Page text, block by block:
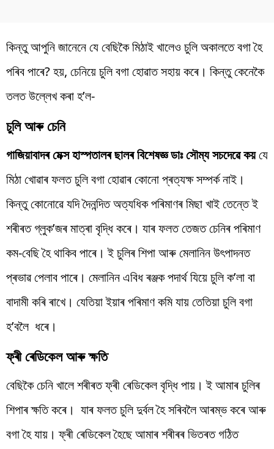
কিন্তু আপুনি জানেনে যে বেছিকৈ মিঠাই খালেও চুলি অকালতে বগা হৈ
পৰিব পাৰে? হয়, চেনিয়ে চুলি বগা হোৱাত সহায় কৰে। কিন্তু কেনেকৈ
তলত উল্লেখ কৰা হ’ল-
চুলি আৰু চেনি
গাজিয়াবাদৰ মেক্স হাস্পতালৰ ছালৰ বিশেষজ্ঞ ডাঃ সৌম্য সচদেৱে কয়যে
মিঠা খোৱাৰ ফলত চুলি বগা হোৱাৰ কোনো প্ৰত্যক্ষ সম্পৰ্ক নাই।
কিন্তু কোনোৱে যদি দৈনন্দিত অত্যধিক পৰিমাণৰ মিছা খাই তেন্তে ই
শৰীৰত গ্লুক’জৰ মাত্ৰা বৃদ্ধি কৰে। যাৰ ফলত তেজত চেনিৰ পৰিমাণ
কম-বেছি হৈ থাকিব পাৰে। ই চুলিৰ শিপা আৰু মেলানিন উৎপাদনত
প্ৰভাৱ পেলাব পাৰে। মেলানিন এবিধ ৰঞ্জক পদাৰ্থ যিয়ে চুলি ক’লা বা
বাদামী কৰি ৰাখে। যেতিয়া ইয়াৰ পৰিমাণ কমি যায় তেতিয়া চুলি বগা
হ’বলৈ ধৰে।
ফ্ৰী ৰেডিকেল আৰু ক্ষতি
বেছিকৈ চেনি খালে শৰীৰত ফ্ৰী ৰেডিকেল বৃদ্ধি পায়। ই আমাৰ চুলিৰ
শিপাৰ ক্ষতি কৰে। যাৰ ফলত চুলি দুৰ্বল হৈ সৰিবলৈ আৰম্ভ কৰে আৰু
বগা হৈ যায়। ফ্ৰী ৰেডিকেল হৈছে আমাৰ শৰীৰৰ ভিতৰত গঠিত